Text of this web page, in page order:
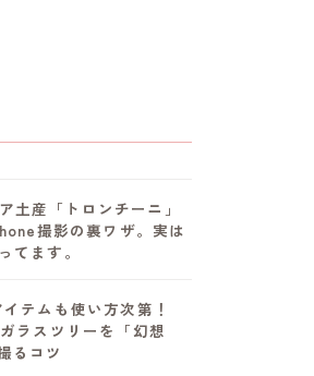
土産「トロンチーニ」
撮影の裏ワザ。実は
てます。
テムも使い方次第！
ラスツリーを「幻想
るコツ